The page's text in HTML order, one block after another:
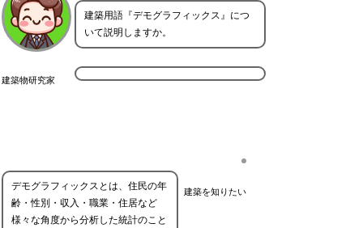
建築物研究家
建築用語『デモグラフィックス』につ
いて説明しますか。
建築を知りたい
デモグラフィックスとは、住民の年
齢・性別・収入・職業・住居など
様々な角度から分析した統計のこと